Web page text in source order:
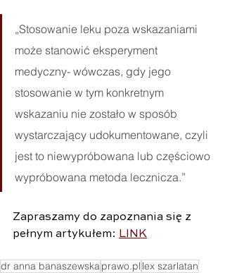
„Stosowanie leku poza wskazaniami
może stanowić eksperyment
medyczny- wówczas, gdy jego
stosowanie w tym konkretnym
wskazaniu nie zostało w sposób
wystarczający udokumentowane, czyli
jest to niewypróbowana lub częściowo
wypróbowana metoda lecznicza.”
Zapraszamy do zapoznania się z
pełnym artykułem: LINK
dr anna banaszewskaprawo.pl lex szarlatan